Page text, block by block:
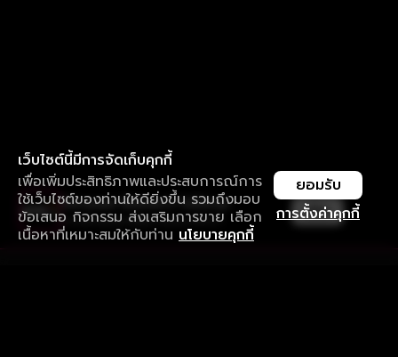
เว็บไซต์นี้มีการจัดเก็บคุกกี้
เพื่อเพิ่มประสิทธิภาพและประสบการณ์การ
ใช้เว็บไซต์ของท่านให้ดียิ่งขึ้น รวมถึงมอบ
ข้อเสนอ กิจกรรม ส่งเสริมการขาย เลือก
เนื้อหาที่เหมาะสมให้กับท่าน นโยบายคุกกี้
การตั้งค่าคุกกี้
ยอมรับ
ใช้งานแอป ลื่นไหลกว่า ไม่มีสะดุด
ดาวน์โหลดแอปเพื่อการรับชมที่ดีกว่า เปิด